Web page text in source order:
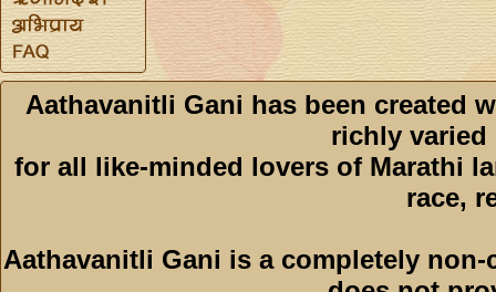
Aathavanitli Gani has been created
richly varied
for all like-minded lovers of Marathi
race,
Aathavanitli Gani is a completely